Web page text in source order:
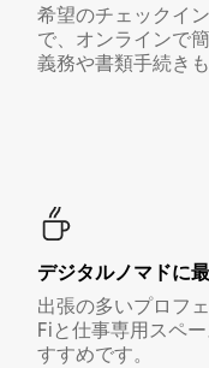
希望のチェックイ
で、オンラインで
義務や書類手続き
デジタルノマド⁠に
出張の多いプロフ
Fiと仕事専用スペ
すすめです。